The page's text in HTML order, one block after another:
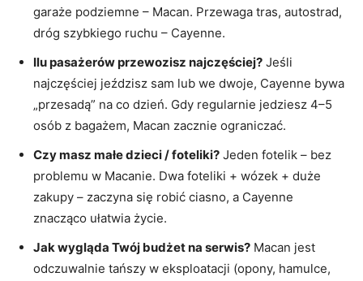
garaże podziemne – Macan. Przewaga tras, autostrad,
dróg szybkiego ruchu – Cayenne.
Ilu pasażerów przewozisz najczęściej? Jeśli
najczęściej jeździsz sam lub we dwoje, Cayenne bywa
„przesadą” na co dzień. Gdy regularnie jedziesz 4–5
osób z bagażem, Macan zacznie ograniczać.
Czy masz małe dzieci / foteliki? Jeden fotelik – bez
problemu w Macanie. Dwa foteliki + wózek + duże
zakupy – zaczyna się robić ciasno, a Cayenne
znacząco ułatwia życie.
Jak wygląda Twój budżet na serwis? Macan jest
odczuwalnie tańszy w eksploatacji (opony, hamulce,